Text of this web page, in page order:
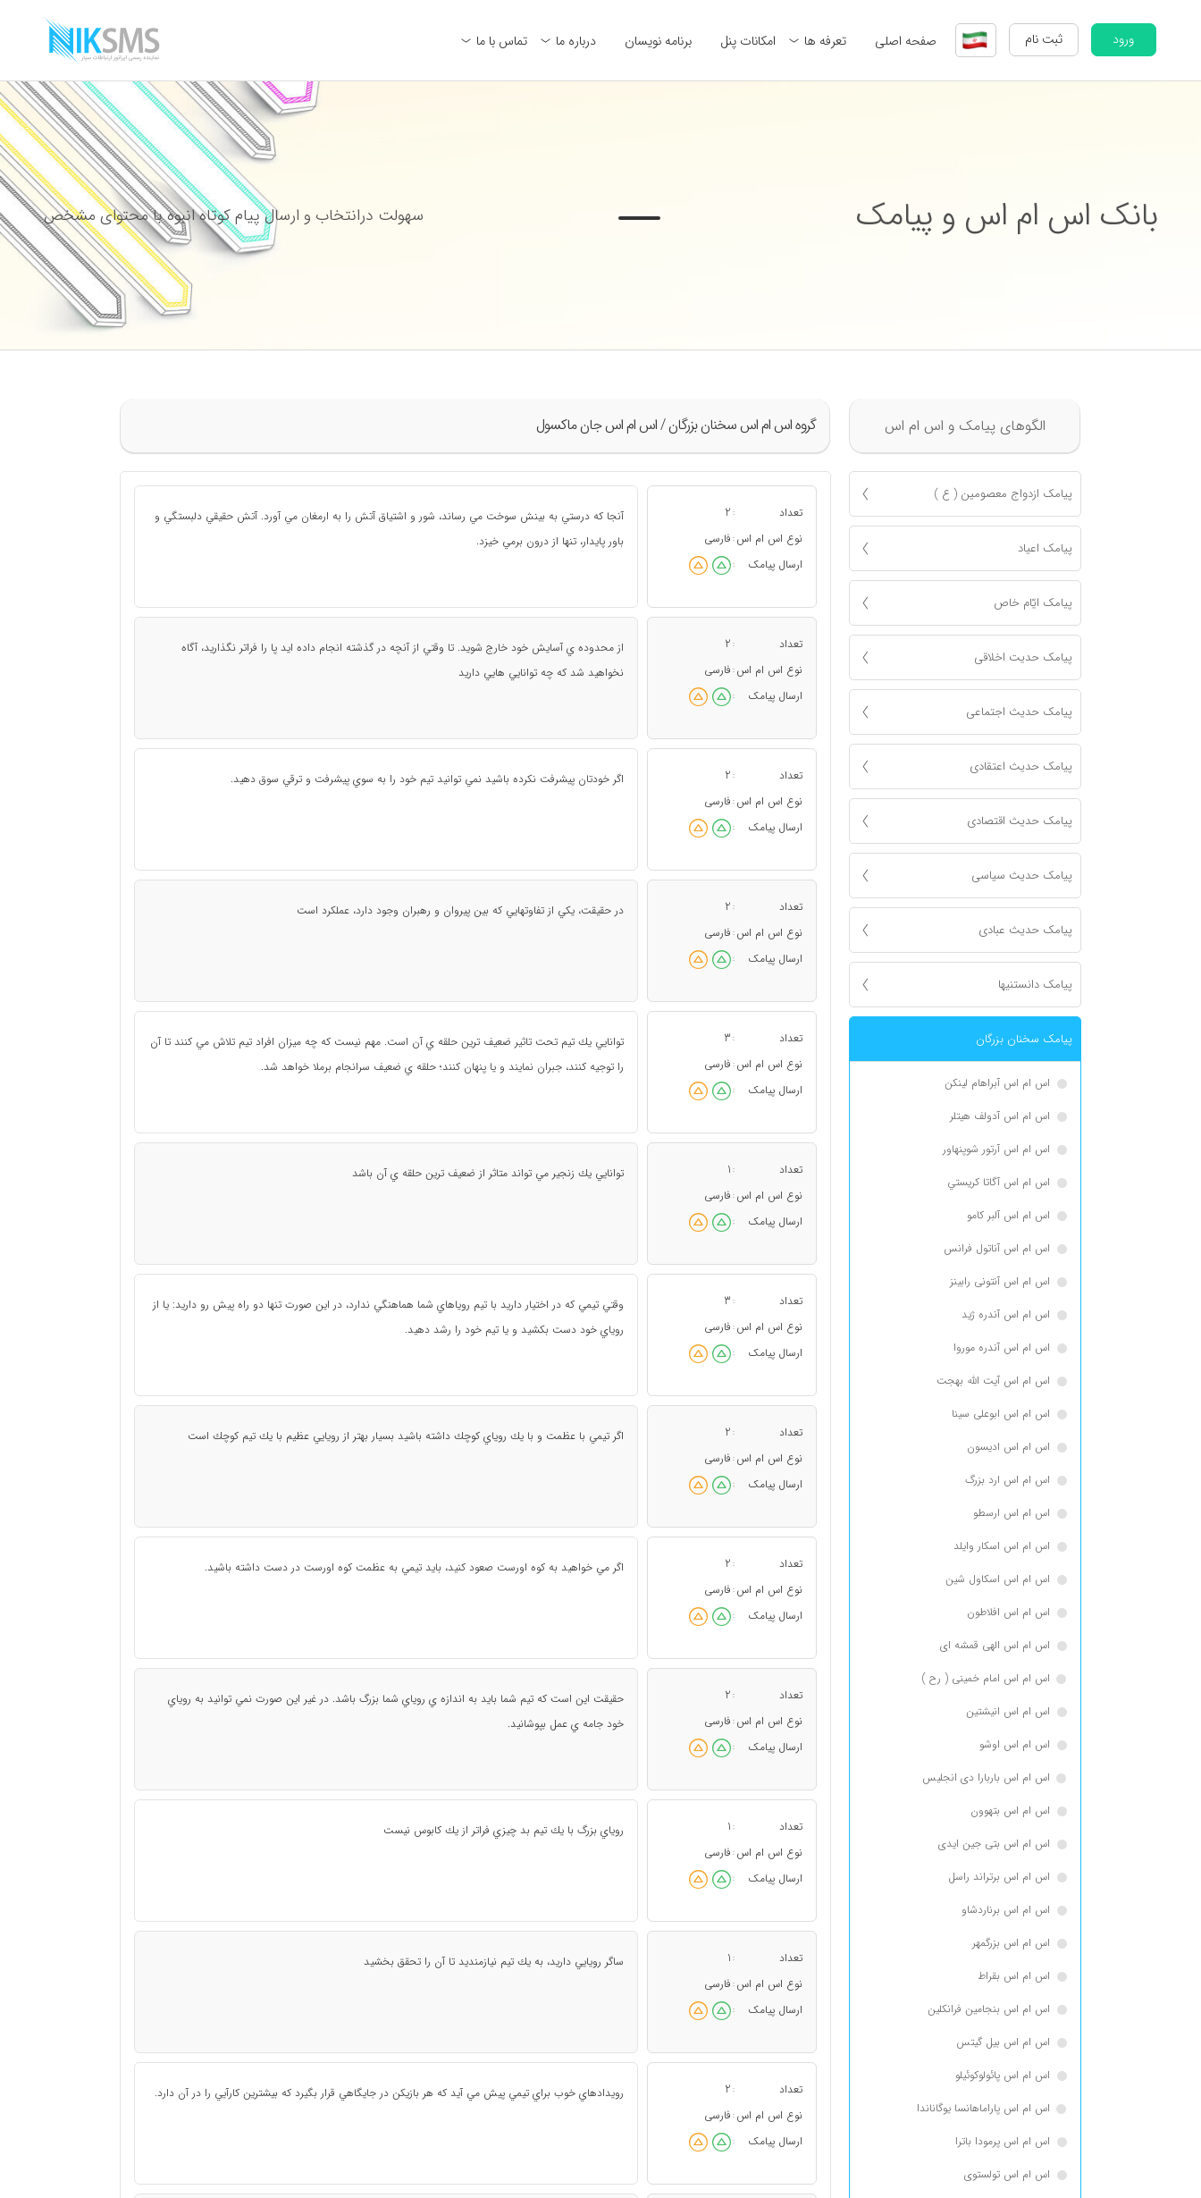
ورود ثبت نام صفحه اصلی تعرفه ها امکانات پنل برنامه نویسان درباره ما تماس با ما
بانک اس ام اس و پیامک سهولت درانتخاب و ارسال پیام کوتاه انبوه با محتوای مشخص
الگوهای پیامک و اس ام اس
پیامک ازدواج معصومين ( ع )
پیامک اعياد
پیامک ايّام خاص
پیامک حدیت اخلاقی
پیامک حدیث اجتماعی
پیامک حدیث اعتقادی
پیامک حدیث اقتصادی
پیامک حدیث سیاسی
پیامک حدیث عبادی
پیامک دانستنیها
پیامک سخنان بزرگان
اس ام اس آبراهام لینکن
اس ام اس آدولف هیتلر
اس ام اس آرتور شوپنهاور
اس ام اس آگاتا كريستي
اس ام اس آلبر کامو
اس ام اس آناتول فرانس
اس ام اس آنتونی رابینز
اس ام اس آندره ژید
اس ام اس آندره موروا
اس ام اس آیت الله بهجت
اس ام اس ابوعلی سینا
اس ام اس ادیسون
اس ام اس ارد بزرگ
اس ام اس ارسطو
اس ام اس اسكار وايلد
اس ام اس اسکاول شین
اس ام اس افلاطون
اس ام اس الهی قمشه ای
اس ام اس امام خمینی ( رح )
اس ام اس انيشتين
اس ام اس اوشو
اس ام اس باربارا دی انجلیس
اس ام اس بتهوون
اس ام اس بتی جین ایدی
اس ام اس برتراند راسل
اس ام اس برناردشاو
اس ام اس بزرگمهر
اس ام اس بقراط
اس ام اس بنجامین فرانكلین
اس ام اس بیل گیتس
اس ام اس پائولوکوئیلو
اس ام اس پاراماهانسا یوگاناندا
اس ام اس پرمودا باترا
اس ام اس تولستوی
گروه اس ام اس سخنان بزرگان / اس ام اس جان ماکسول
تعداد :
2
نوع اس ام اس : فارسی
ارسال پیامک
:
آنجا كه درستي به بينش سوخت مي رساند، شور و اشتياق آتش را به ارمغان مي آورد. آتش حقيقي دلبستگي و
باور پايدار، تنها از درون برمي خيزد.
تعداد :
2
نوع اس ام اس : فارسی
ارسال پیامک
:
از محدوده ي آسايش خود خارج شويد. تا وقتي از آنچه در گذشته انجام داده ايد پا را فراتر نگذاريد، آگاه
نخواهيد شد كه چه توانايي هايي داريد
تعداد :
2
نوع اس ام اس : فارسی
ارسال پیامک
:
اگر خودتان پيشرفت نكرده باشيد نمي توانيد تيم خود را به سوي پيشرفت و ترقي سوق دهيد.
تعداد :
2
نوع اس ام اس : فارسی
ارسال پیامک
:
در حقيقت، يكي از تفاوتهايي كه بين پيروان و رهبران وجود دارد، عملكرد است
تعداد :
3
نوع اس ام اس : فارسی
ارسال پیامک
:
توانايي يك تيم تحت تاثير ضعيف ترين حلقه ي آن است. مهم نيست كه چه ميزان افراد تيم تلاش مي كنند تا آن
را توجيه كنند، جبران نمايند و يا پنهان كنند؛ حلقه ي ضعيف سرانجام برملا خواهد شد.
تعداد :
1
نوع اس ام اس : فارسی
ارسال پیامک
:
توانايي يك زنجير مي تواند متاثر از ضعيف ترين حلقه ي آن باشد
تعداد :
3
نوع اس ام اس : فارسی
ارسال پیامک
:
وقتي تيمي كه در اختيار داريد با تيم روياهاي شما هماهنگي ندارد، در اين صورت تنها دو راه پيش رو داريد: يا از
روياي خود دست بكشيد و يا تيم خود را رشد دهيد.
تعداد :
2
نوع اس ام اس : فارسی
ارسال پیامک
:
اگر تيمي با عظمت و با يك روياي كوچك داشته باشيد بسيار بهتر از رويايي عظيم با يك تيم كوچك است
تعداد :
2
نوع اس ام اس : فارسی
ارسال پیامک
:
اگر مي خواهيد به كوه اورست صعود كنيد، بايد تيمي به عظمت كوه اورست در دست داشته باشيد.
تعداد :
2
نوع اس ام اس : فارسی
ارسال پیامک
:
حقيقت اين است كه تيم شما بايد به اندازه ي روياي شما بزرگ باشد. در غير اين صورت نمي توانيد به روياي
خود جامه ي عمل بپوشانيد.
تعداد :
1
نوع اس ام اس : فارسی
ارسال پیامک
:
روياي بزرگ با يك تيم بد چيزي فراتر از يك كابوس نيست
تعداد :
1
نوع اس ام اس : فارسی
ارسال پیامک
:
ساگر رويايي داريد، به يك تيم نيازمنديد تا آن را تحقق بخشيد
تعداد :
2
نوع اس ام اس : فارسی
ارسال پیامک
:
رويدادهاي خوب براي تيمي پيش مي آيد كه هر بازيكن در جايگاهي قرار بگيرد كه بيشترين كارآيي را در آن دارد.